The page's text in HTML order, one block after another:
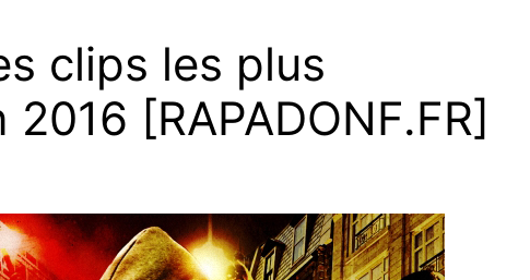
clips les plus
[RAPADONF.FR]